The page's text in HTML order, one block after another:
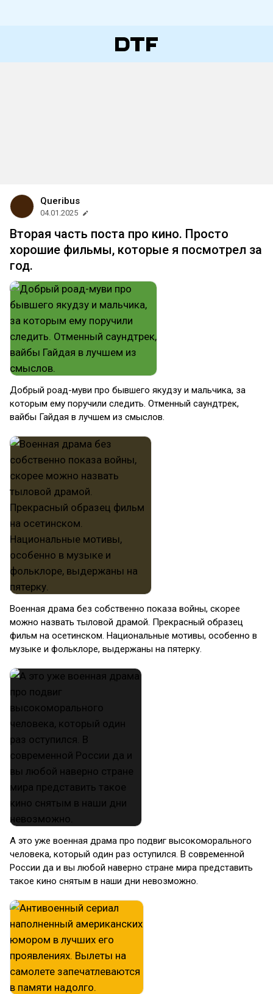
Queribus
04.01.2025
Вторая часть поста про кино. Просто
хорошие фильмы, которые я посмотрел за
год.
Добрый роад-муви про бывшего якудзу и мальчика, за
которым ему поручили следить. Отменный саундтрек,
вайбы Гайдая в лучшем из смыслов.
Военная драма без собственно показа войны, скорее
можно назвать тыловой драмой. Прекрасный образец
фильм на осетинском. Национальные мотивы, особенно в
музыке и фольклоре, выдержаны на пятерку.
А это уже военная драма про подвиг высокоморального
человека, который один раз оступился. В современной
России да и вы любой наверно стране мира представить
такое кино снятым в наши дни невозможно.